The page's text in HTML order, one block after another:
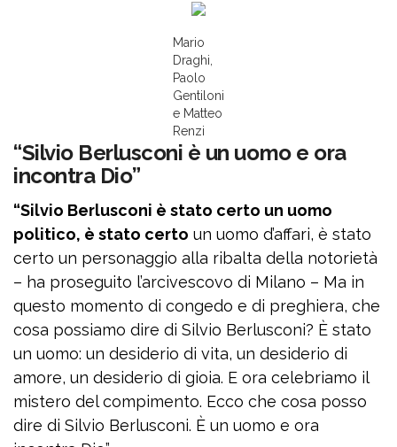
Mario
Draghi,
Paolo
Gentiloni
e Matteo
Renzi
“Silvio Berlusconi è un uomo e ora
incontra Dio”
“Silvio Berlusconi è stato certo un uomo
politico, è stato certo un uomo d’affari, è stato
certo un personaggio alla ribalta della notorietà
– ha proseguito l’arcivescovo di Milano – Ma in
questo momento di congedo e di preghiera, che
cosa possiamo dire di Silvio Berlusconi? È stato
un uomo: un desiderio di vita, un desiderio di
amore, un desiderio di gioia. E ora celebriamo il
mistero del compimento. Ecco che cosa posso
dire di Silvio Berlusconi. È un uomo e ora